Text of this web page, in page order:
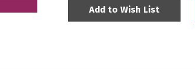
Add to Wish List